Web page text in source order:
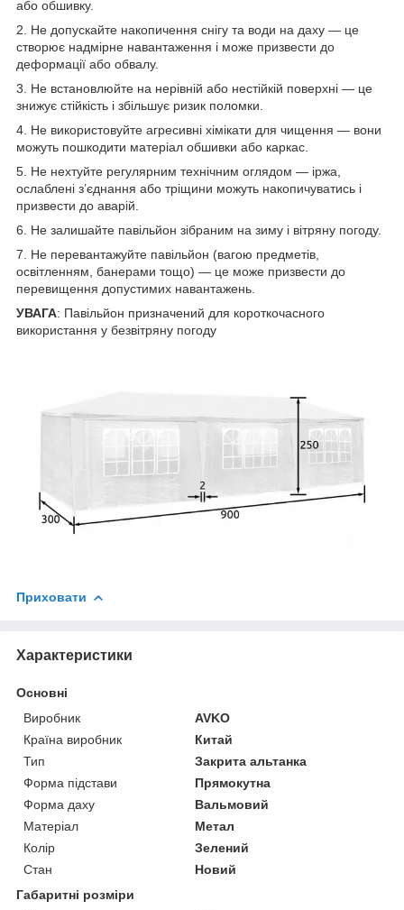
або обшивку.
2. Не допускайте накопичення снігу та води на даху — це
створює надмірне навантаження і може призвести до
деформації або обвалу.
3. Не встановлюйте на нерівній або нестійкій поверхні — це
знижує стійкість і збільшує ризик поломки.
4. Не використовуйте агресивні хімікати для чищення — вони
можуть пошкодити матеріал обшивки або каркас.
5. Не нехтуйте регулярним технічним оглядом — іржа,
ослаблені з’єднання або тріщини можуть накопичуватись і
призвести до аварій.
6. Не залишайте павільйон зібраним на зиму і вітряну погоду.
7. Не перевантажуйте павільйон (вагою предметів,
освітленням, банерами тощо) — це може призвести до
перевищення допустимих навантажень.
УВАГА: Павільйон призначений для короткочасного
використання у безвітряну погоду
Приховати
Характеристики
Основні
Виробник
AVKO
Країна виробник
Китай
Тип
Закрита альтанка
Форма підстави
Прямокутна
Форма даху
Вальмовий
Матеріал
Метал
Колір
Зелений
Стан
Новий
Габаритні розміри